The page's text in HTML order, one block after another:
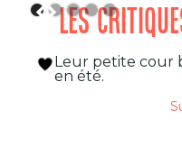
LES
Leur petite cour
en été.